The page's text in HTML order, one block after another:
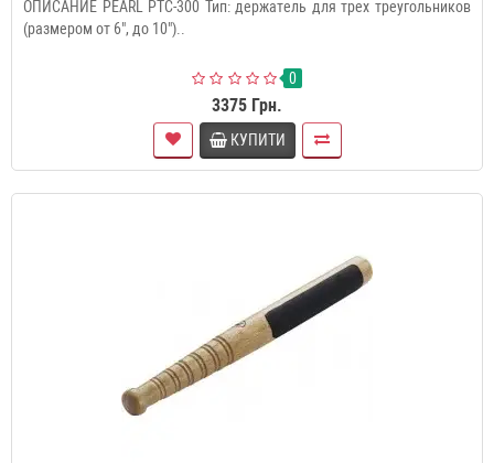
ОПИСАНИЕ PEARL PTC-300 Тип: держатель для трех треугольников
(размером от 6", до 10")..
0
3375 Грн.
КУПИТИ